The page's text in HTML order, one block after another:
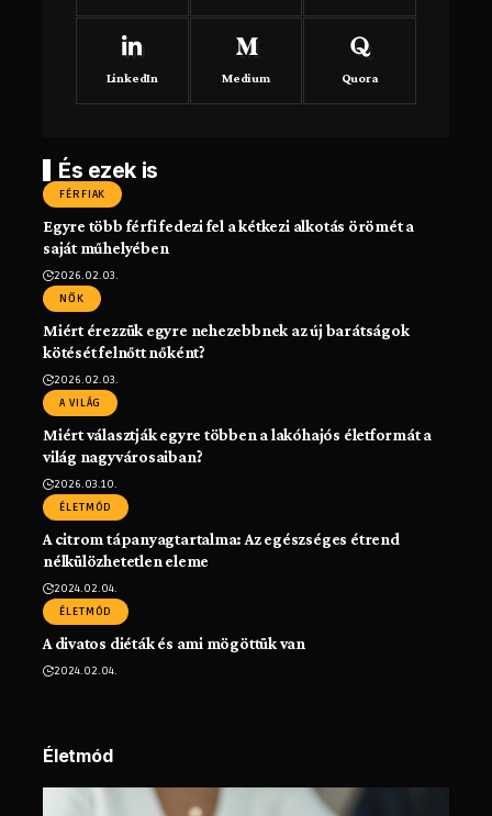
LinkedIn Medium Quora
És ezek is
FÉRFIAK
Egyre több férfi fedezi fel a kétkezi alkotás örömét a
saját műhelyében
2026.02.03.
NŐK
Miért érezzük egyre nehezebbnek az új barátságok
kötését felnőtt nőként?
2026.02.03.
A VILÁG
Miért választják egyre többen a lakóhajós életformát a
világ nagyvárosaiban?
2026.03.10.
ÉLETMÓD
A citrom tápanyagtartalma: Az egészséges étrend
nélkülözhetetlen eleme
2024.02.04.
ÉLETMÓD
A divatos diéták és ami mögöttük van
2024.02.04.
Életmód